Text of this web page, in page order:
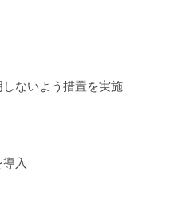
ないよう措置を実施
入